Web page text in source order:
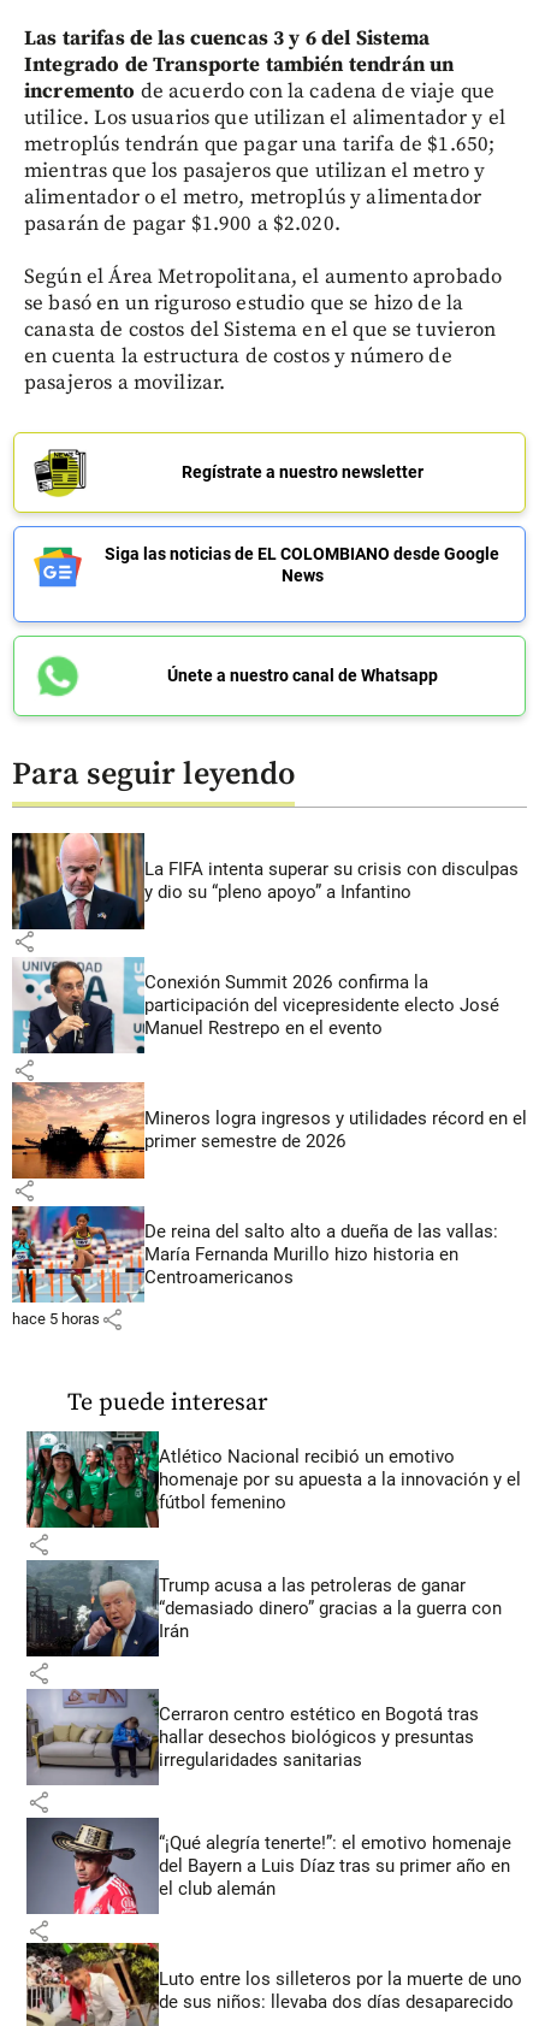
Las tarifas de las cuencas 3 y 6 del Sistema
Integrado de Transporte también tendrán un
incremento de acuerdo con la cadena de viaje que
utilice. Los usuarios que utilizan el alimentador y el
metroplús tendrán que pagar una tarifa de $1.650;
mientras que los pasajeros que utilizan el metro y
alimentador o el metro, metroplús y alimentador
pasarán de pagar $1.900 a $2.020.
Según el Área Metropolitana, el aumento aprobado
se basó en un riguroso estudio que se hizo de la
canasta de costos del Sistema en el que se tuvieron
en cuenta la estructura de costos y número de
pasajeros a movilizar.
Regístrate a nuestro newsletter
Siga las noticias de EL COLOMBIANO desde Google
News
Únete a nuestro canal de Whatsapp
Para seguir leyendo
La FIFA intenta superar su crisis con disculpas
y dio su “pleno apoyo” a Infantino
share
Conexión Summit 2026 confirma la
participación del vicepresidente electo José
Manuel Restrepo en el evento
share
Mineros logra ingresos y utilidades récord en el
primer semestre de 2026
share
De reina del salto alto a dueña de las vallas:
María Fernanda Murillo hizo historia en
Centroamericanos
hace 5 horas share
Te puede interesar
Atlético Nacional recibió un emotivo
homenaje por su apuesta a la innovación y el
fútbol femenino
share
Trump acusa a las petroleras de ganar
“demasiado dinero” gracias a la guerra con
Irán
share
Cerraron centro estético en Bogotá tras
hallar desechos biológicos y presuntas
irregularidades sanitarias
share
“¡Qué alegría tenerte!”: el emotivo homenaje
del Bayern a Luis Díaz tras su primer año en
el club alemán
share
Luto entre los silleteros por la muerte de uno
de sus niños: llevaba dos días desaparecido